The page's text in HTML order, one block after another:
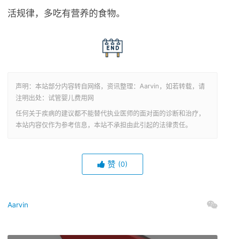
活规律，多吃有营养的食物。
声明：本站部分内容转自网络，资讯整理：Aarvin，如若转载，请
注明出处：试管婴儿费用网
任何关于疾病的建议都不能替代执业医师的面对面的诊断和治疗，
本站内容仅作为参考信息，本站不承担由此引起的法律责任。
赞 (0)
Aarvin